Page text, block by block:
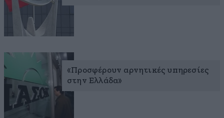
«Προσφέρουν αρνητικές υπηρεσίες
στην Ελλάδα»